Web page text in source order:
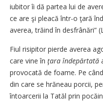
iubitor îi dă partea lui de
ce are şi pleacă într-o ţară
averea, trăind în desfrânări”
Fiul risipitor pierde averea
care vine în ţara îndepărtată
provocată de foame. Pe
din care se hrăneau porcii,
întoarcerii la Tatăl prin